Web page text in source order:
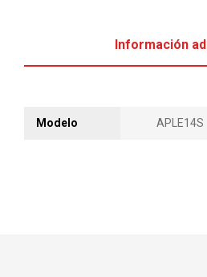
Información
Modelo APLE14S